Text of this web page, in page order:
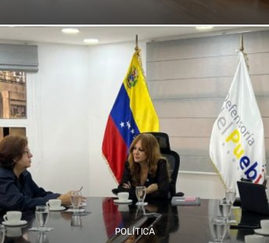
POLÍTICA